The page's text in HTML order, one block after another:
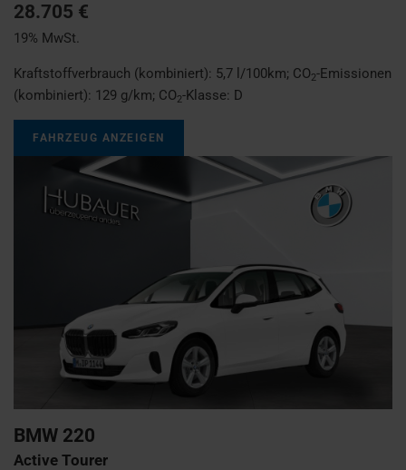
28.705 €
19% MwSt.
Kraftstoffverbrauch (kombiniert): 5,7 l/100km; CO2-Emissionen
(kombiniert): 129 g/km; CO2-Klasse: D
FAHRZEUG ANZEIGEN
BMW 220
Active Tourer